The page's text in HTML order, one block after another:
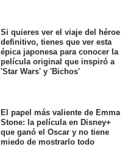
Si quieres ver el viaje del héroe
definitivo, tienes que ver esta
épica japonesa para conocer la
película original que inspiró a
'Star Wars' y 'Bichos'
El papel más valiente de Emma
Stone: la película en Disney+
que ganó el Oscar y no tiene
miedo de mostrarlo todo